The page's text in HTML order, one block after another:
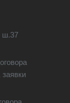
ш.37
заявки